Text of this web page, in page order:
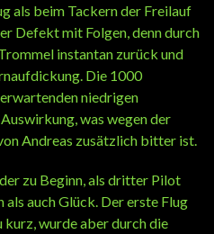
als beim Tackern der Freilauf
Defekt mit Folgen, denn durch
instantan zurück und
Die 1000
niedrigen
was wegen der
Andreas zusätzlich bitter ist.
zu Beginn, als dritter Pilot
auch Glück. Der erste Flug
kurz, wurde aber durch die